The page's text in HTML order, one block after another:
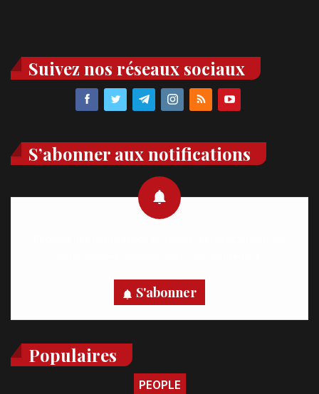
Suivez nos réseaux sociaux
S’abonner aux notifications
S'abonner
Populaires
PEOPLE